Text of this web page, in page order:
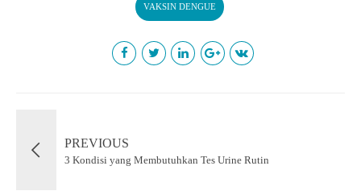
VAKSIN DENGUE
PREVIOUS
3 Kondisi yang Membutuhkan Tes Urine Rutin